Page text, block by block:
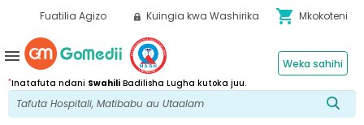
Fuatilia Agizo Kuingia kwa Washirika shopping_cart Mkokoteni
*Inatafuta ndani Swahili Badilisha Lugha kutoka juu.
Weka sahihi
menu